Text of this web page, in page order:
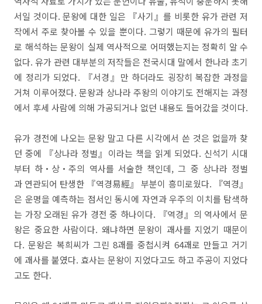
서일 것이다. 문왕에 대한 일은 『사기』를 비롯한 유가 관련 저
작에서 주로 찾아볼 수 있을 뿐이다. 그렇기 때문에 유가의 필터
로 해석하는 문왕이 실제 역사적으로 어떠했는지는 정확히 알 수
없다. 유가 관련 대부분의 저작들은 전국시대 말에서 한나라 초기
에 정리가 되었다. 『서경』만 하더라도 굉장히 복잡한 과정을
거쳐 이루어졌다. 문왕과 상나라 주왕의 이야기도 전해지는 과정
에서 후세 사람에 의해 가공되거나 없던 내용도 들어갔을 것이다.
유가 경전에 나오는 문왕 말고 다른 시각에서 쓴 것은 없을까 찾
던 중에 『상나라 정벌』이라는 책을 읽게 되었다. 신석기 시대
부터 하‧상‧주의 역사를 서술한 책인데, 그 중 상나라 정벌
과 연관되어 탄생한 『역경易經』 부분이 흥미로웠다. 『역경』
은 운명을 예측하는 점서인 동시에 자연과 우주의 이치를 탐색하
는 가장 오래된 유가 경전 중 하나이다. 『역경』의 역사에서 문
왕은 중요한 사람이다. 왜냐하면 문왕이 괘사를 지었기 때문이
다. 문왕은 복희씨가 그린 8괘를 중첩시켜 64괘로 만들고 거기
에 괘사를 붙였다. 효사는 문왕이 지었다고도 하고 주공이 지었다
고도 한다.